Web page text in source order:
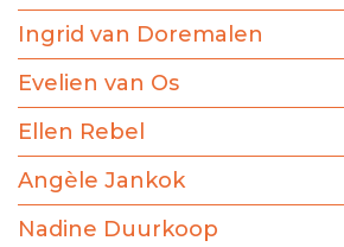
Ingrid van Doremalen
Evelien van Os
Ellen Rebel
Angèle Jankok
Nadine Duurkoop